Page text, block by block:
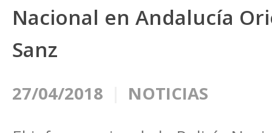
Nacional en Andalucía
Sanz
27/04/2018
NOTICIAS